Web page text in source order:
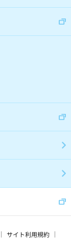
手話(4)
学習(56)
サイト利用規約